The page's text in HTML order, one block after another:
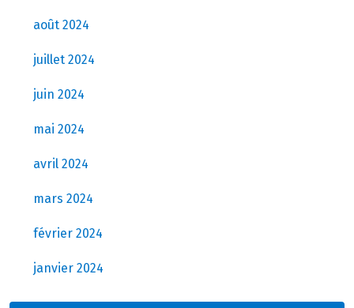
août 2024
juillet 2024
juin 2024
mai 2024
avril 2024
mars 2024
février 2024
janvier 2024